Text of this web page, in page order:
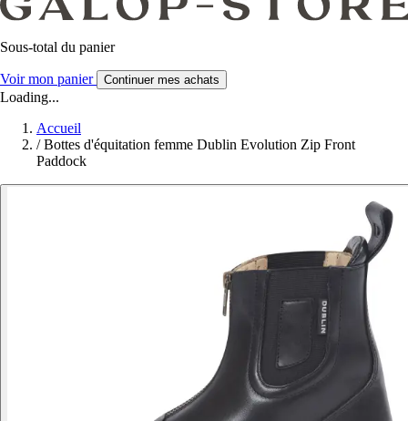
Sous-total du panier
Voir mon panier Continuer mes achats
Loading...
Accueil
/ Bottes d'équitation femme Dublin Evolution Zip Front
Paddock